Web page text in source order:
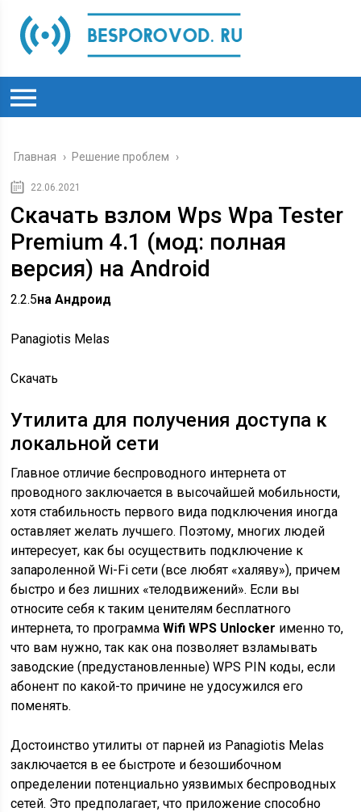
Главная › Решение проблем ›
22.06.2021
Скачать взлом Wps Wpa Tester
Premium 4.1 (мод: полная
версия) на Android
2.2.5на Андроид
Panagiotis Melas
Скачать
Утилита для получения доступа к
локальной сети
Главное отличие беспроводного интернета от
проводного заключается в высочайшей мобильности,
хотя стабильность первого вида подключения иногда
оставляет желать лучшего. Поэтому, многих людей
интересует, как бы осуществить подключение к
запароленной Wi-Fi сети (все любят «халяву»), причем
быстро и без лишних «телодвижений». Если вы
относите себя к таким ценителям бесплатного
интернета, то программаWifi WPS Unlocker именно то,
что вам нужно, так как она позволяет взламывать
заводские (предустановленные) WPS PIN коды, если
абонент по какой-то причине не удосужился его
поменять.
Достоинство утилиты от парней из Panagiotis Melas
заключается в ее быстроте и безошибочном
определении потенциально уязвимых беспроводных
сетей. Это предполагает, что приложение способно